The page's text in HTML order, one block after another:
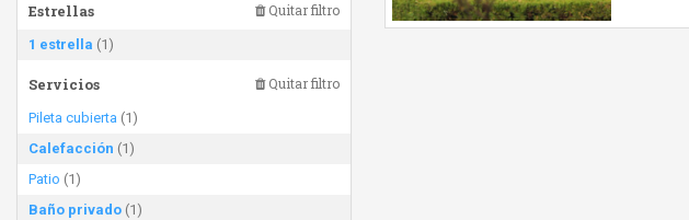
Estrellas Quitar filtro
1 estrella (1)
Servicios Quitar filtro
Pileta cubierta (1)
Calefacción (1)
Patio (1)
Baño privado (1)